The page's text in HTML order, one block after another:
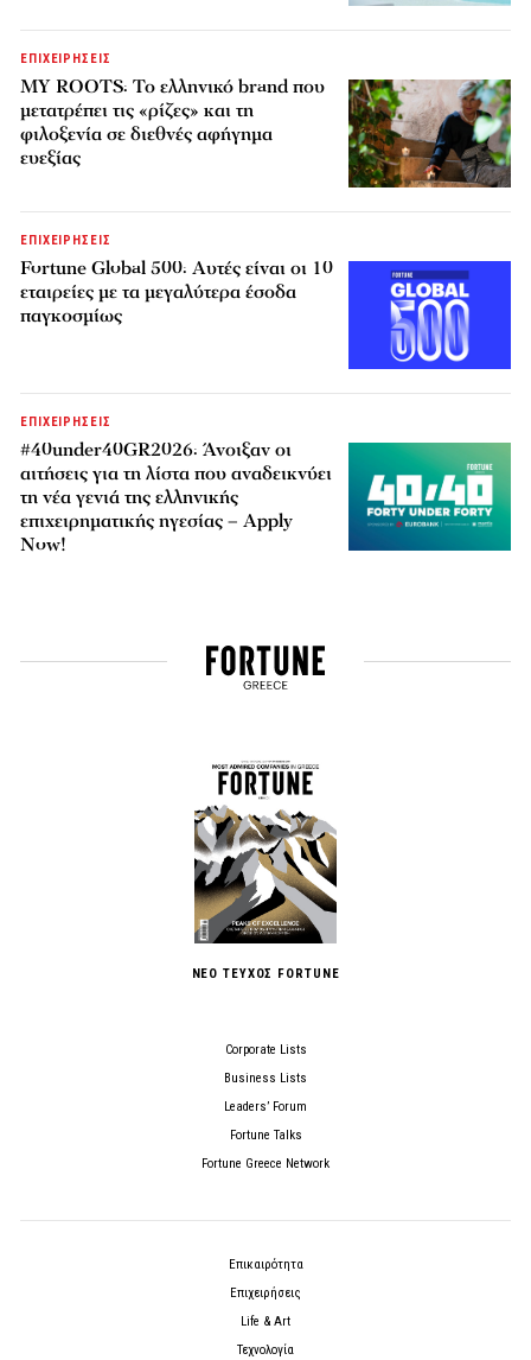
ΕΠΙΧΕΙΡΗΣΕΙΣ
MY ROOTS: Το ελληνικό brand που
μετατρέπει τις «ρίζες» και τη
φιλοξενία σε διεθνές αφήγημα
ευεξίας
ΕΠΙΧΕΙΡΗΣΕΙΣ
Fortune Global 500: Αυτές είναι οι 10
εταιρείες με τα μεγαλύτερα έσοδα
παγκοσμίως
ΕΠΙΧΕΙΡΗΣΕΙΣ
#40under40GR2026: Άνοιξαν οι
αιτήσεις για τη λίστα που αναδεικνύει
τη νέα γενιά της ελληνικής
επιχειρηματικής ηγεσίας – Apply
Now!
ΝΕΟ ΤΕΥΧΟΣ FORTUNE
Corporate Lists
Business Lists
Leaders’ Forum
Fortune Talks
Fortune Greece Network
Επικαιρότητα
Επιχειρήσεις
Life & Art
Τεχνολογία